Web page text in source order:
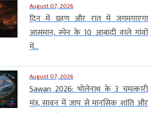
August 07, 2026
दिन में ग्रहण और रात में जगमगाएगा
आसमान, स्पेन के 10 आबादी वाले गांवों
में...
August 07, 2026
Sawan 2026: भोलेनाथ के 3 चमत्कारी
मंत्र, सावन में जाप से मानसिक शांति और